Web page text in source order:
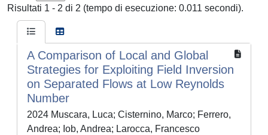
Risultati 1 - 2 di 2 (tempo di esecuzione: 0.011 secondi).
A Comparison of Local and Global
Strategies for Exploiting Field Inversion
on Separated Flows at Low Reynolds
Number
2024 Muscara, Luca; Cisternino, Marco; Ferrero,
Andrea; Iob, Andrea; Larocca, Francesco